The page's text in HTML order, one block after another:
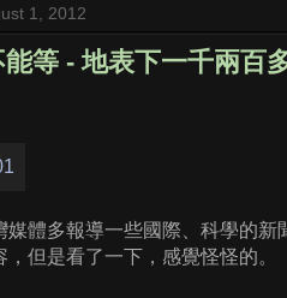
1, 2012
等 - 地表下一千兩百
媒體多報導一些國際、科學的新
但是看了一下，感覺怪怪的。